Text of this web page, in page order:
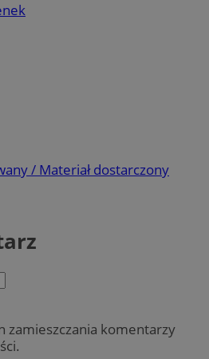
/ Materiał dostarczony
zamieszczania komentarzy